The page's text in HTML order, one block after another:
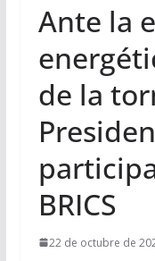
Ante la
de la
BRICS
22 de octubre de